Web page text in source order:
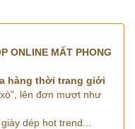
ONLINE MẤT PHONG
hàng thời trang giới
lên đơn mượt như
dép hot trend...